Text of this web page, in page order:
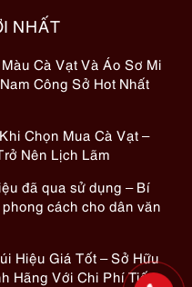
NHẤT
Cà Vạt Và Áo Sơ Mi
Công Sở Hot Nhất
Chọn Mua Cà Vạt –
Nên Lịch Lãm
đã qua sử dụng – Bí
cách cho dân văn
Hiệu Giá Tốt – Sở Hữu
Hãng Với Chi Phí Tiết